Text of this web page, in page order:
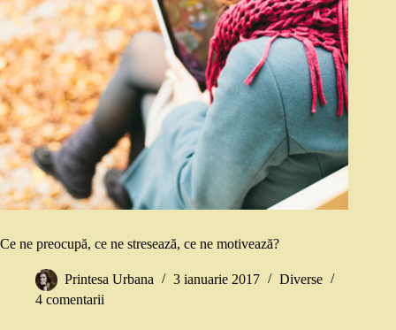
Ce ne preocupă, ce ne stresează, ce ne motivează?
Printesa Urbana 3 ianuarie 2017
Diverse
4 comentarii